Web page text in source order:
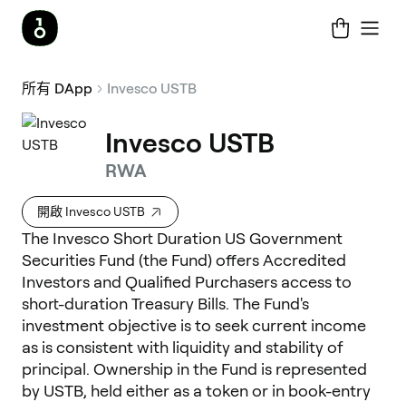
所有 DApp Invesco USTB
Invesco USTB
RWA
開啟 Invesco USTB
The Invesco Short Duration US Government
Securities Fund (the Fund) offers Accredited
Investors and Qualified Purchasers access to
short-duration Treasury Bills. The Fund's
investment objective is to seek current income
as is consistent with liquidity and stability of
principal. Ownership in the Fund is represented
by USTB, held either as a token or in book-entry